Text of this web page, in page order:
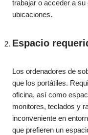
trabajar o acceder a
ubicaciones.
Espacio
Los ordenadores de
que los portátiles.
oficina, así como
monitores, teclados y
inconveniente en
que prefieren un